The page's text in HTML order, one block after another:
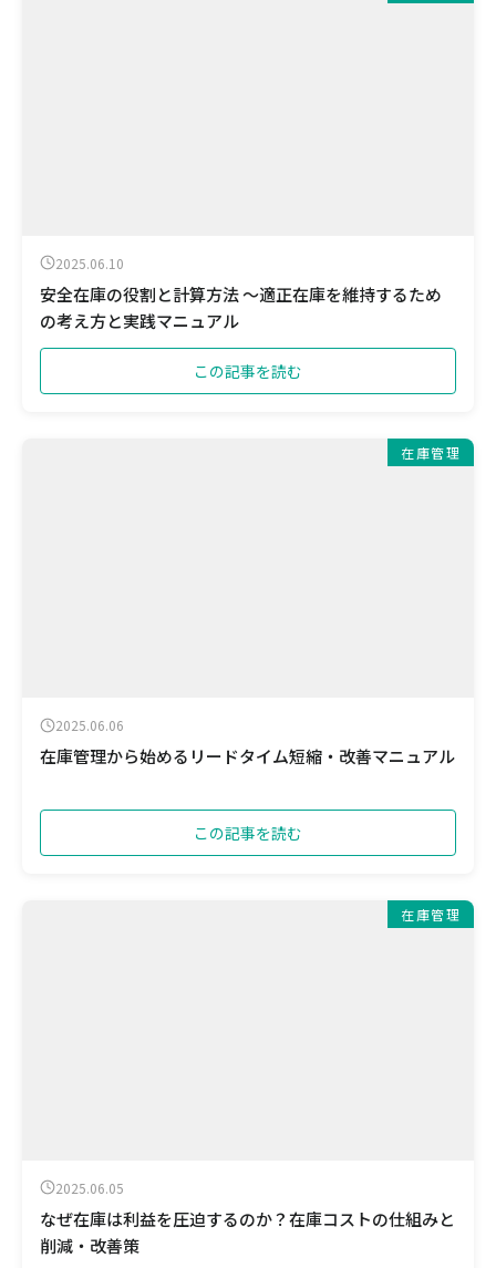
2025.06.10
安全在庫の役割と計算方法 ～適正在庫を維持するため
の考え方と実践マニュアル
この記事を読む
在庫管理
2025.06.06
在庫管理から始めるリードタイム短縮・改善マニュアル
この記事を読む
在庫管理
2025.06.05
なぜ在庫は利益を圧迫するのか？在庫コストの仕組みと
削減・改善策